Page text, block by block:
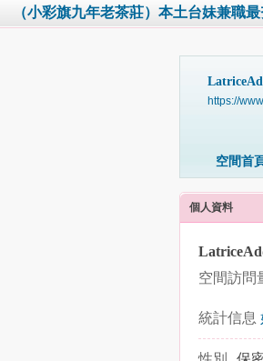
（小彩旗九年老茶莊）本土台妹兼職
https://
空間首
個人資料
空間訪問
統計信息